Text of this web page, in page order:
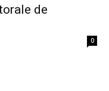
de
0